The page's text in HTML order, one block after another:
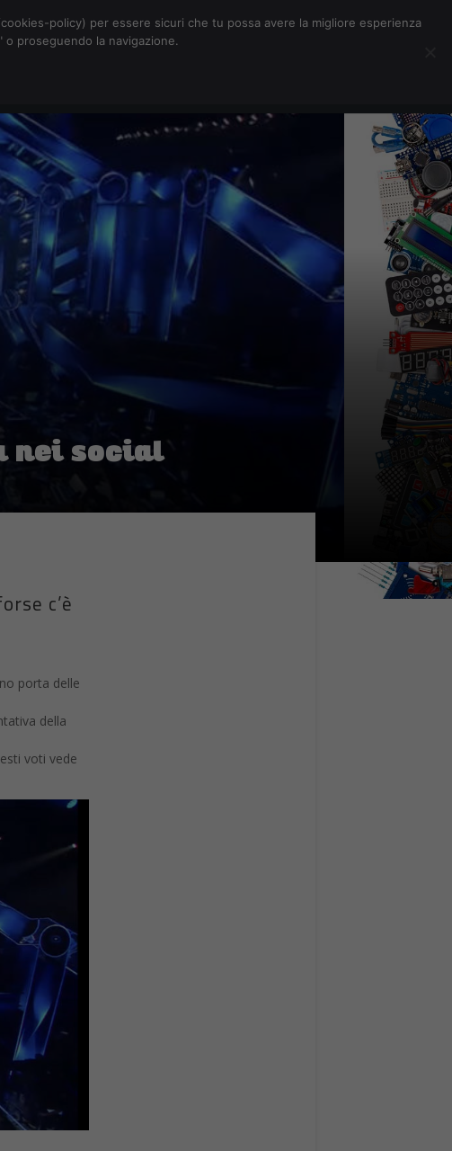
nei social
c’è
porta delle
della
voti vede
policy) per essere sicuri che tu possa avere la migliore esperienza
proseguendo la navigazione.